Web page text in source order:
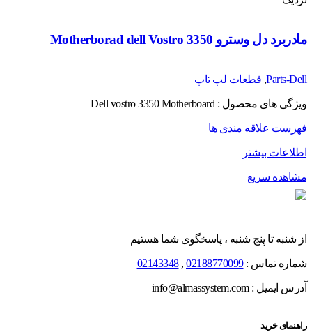
مادربرد دل وسترو Motherborad dell Vostro 3350
Parts-Dell
, قطعات لپ تاپ
ویژگی های محصول : Dell vostro 3350 Motherboard
فهرست علاقه مندی ها
اطلاعات بیشتر
مشاهده سریع
از شنبه تا پنج شنبه ، پاسخگوی شما هستیم
شماره تماس :02188770099
,
02143348
آدرس ایمیل : info@almassystem.com
راهنمای خرید